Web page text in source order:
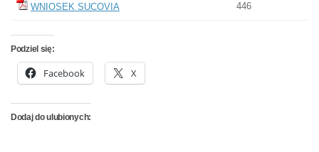
WNIOSEK SUCOVIA 446
Podziel się:
Facebook X
Dodaj do ulubionych: